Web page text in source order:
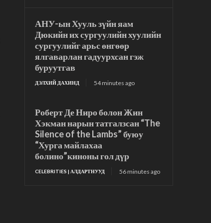
АНУ-ын Хууль зүйн яам
Дюкийн их сургуулийн хуулийн
сургуулийг арьс өнгөөр
ялгаварлан гадуурхсан гэж
буруутгав
ДЭЛХИЙ ДАХИНД 54 minutes ago
Роберт Де Ниро болон Жин
Хэкман нарын татгалзсан “The
Silence of the Lambs” буюу
“Хурга майлахаа
болино”киноны гол дүр
CELEBRITIES | АЛДАРТНУУД 56 minutes ago